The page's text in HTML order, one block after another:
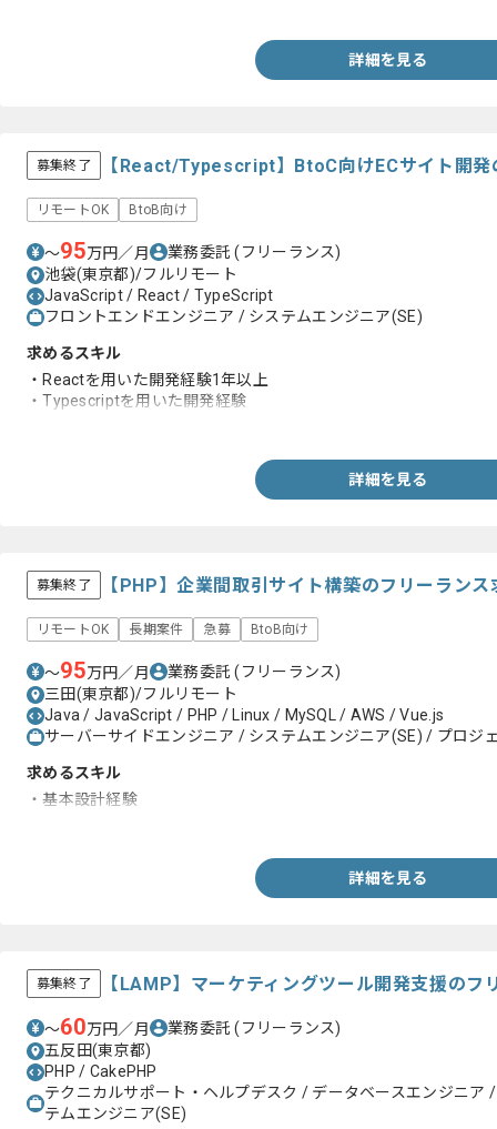
詳細を見る
募集終了 【React/Typescript】BtoC向けECサイト開発
リモートOK BtoB向け
〜95万円／月 業務委託(フリーランス)
池袋(東京都)/フルリモート
JavaScript / React / TypeScript
フロントエンドエンジニア / システムエンジニア(SE)
求めるスキル
・Reactを用いた開発経験1年以上
・Typescriptを用いた開発経験
詳細を見る
募集終了 【PHP】企業間取引サイト構築のフリーラン
リモートOK 長期案件 急募 BtoB向け
〜95万円／月 業務委託(フリーランス)
三田(東京都)/フルリモート
Java / JavaScript / PHP / Linux / MySQL / AWS / Vue.js
サーバーサイドエンジニア / システムエンジニア(SE) / プロジ
求めるスキル
・基本設計経験
詳細を見る
募集終了 【LAMP】マーケティングツール開発支援のフ
〜60万円／月 業務委託(フリーランス)
五反田(東京都)
PHP / CakePHP
テクニカルサポート・ヘルプデスク / データベースエンジニア
テムエンジニア(SE)